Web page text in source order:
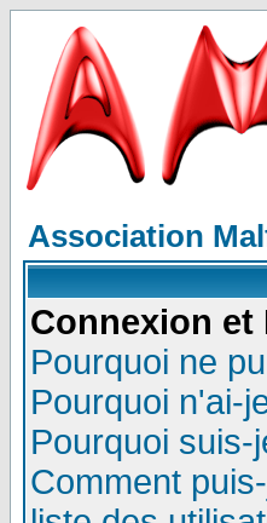
Association
Connexion et
Pourquoi ne
Pourquoi n'ai-
Pourquoi suis-
Comment